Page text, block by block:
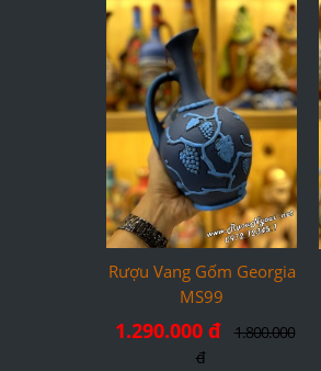
Rượu Vang Gốm Georgia
MS99
1.290.000 đ
1.800.000
đ